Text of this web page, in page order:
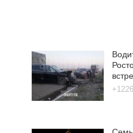
+1226